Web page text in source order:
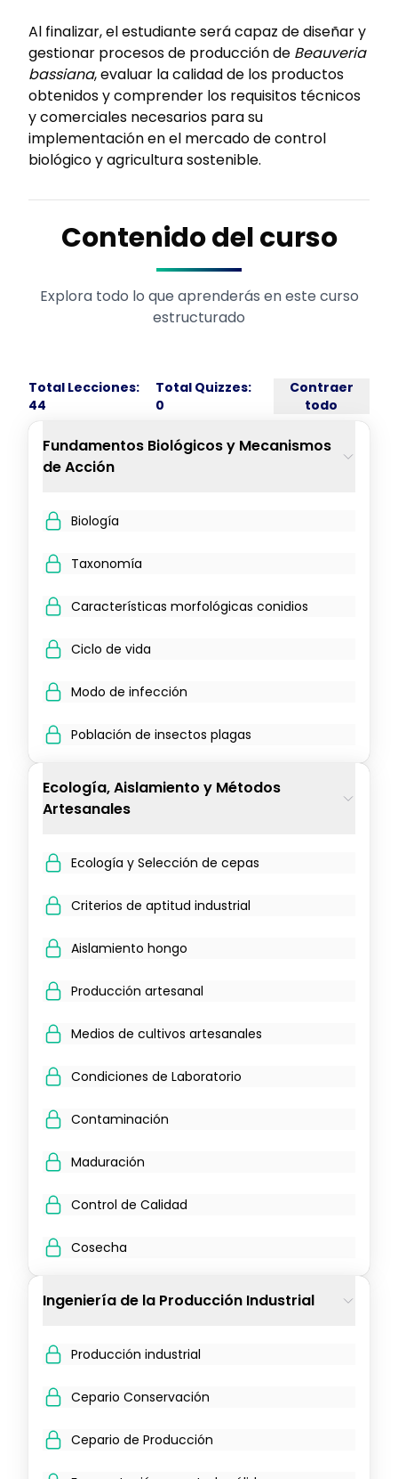
Al finalizar, el estudiante será capaz de diseñar y
gestionar procesos de producción de Beauveria
bassiana, evaluar la calidad de los productos
obtenidos y comprender los requisitos técnicos
y comerciales necesarios para su
implementación en el mercado de control
biológico y agricultura sostenible.
Contenido del curso
Explora todo lo que aprenderás en este curso
estructurado
Total Lecciones:
44
Total Quizzes:
0
Contraer
todo
Fundamentos Biológicos y Mecanismos
de Acción
Biología
Taxonomía
Características morfológicas conidios
Ciclo de vida
Modo de infección
Población de insectos plagas
Ecología, Aislamiento y Métodos
Artesanales
Ecología y Selección de cepas
Criterios de aptitud industrial
Aislamiento hongo
Producción artesanal
Medios de cultivos artesanales
Condiciones de Laboratorio
Contaminación
Maduración
Control de Calidad
Cosecha
Ingeniería de la Producción Industrial
Producción industrial
Cepario Conservación
Cepario de Producción